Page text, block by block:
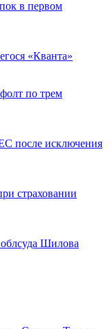
в первом
«Кванта»
по трем
после исключения
страховании
Шилова